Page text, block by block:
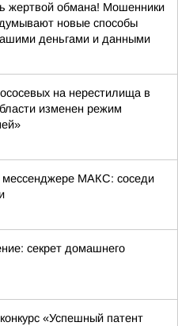
жертвой обмана! Мошенники
новые способы
деньгами и данными
на нерестилища в
изменен режим
MAКС: соседи
секрет домашнего
«Успешный патент